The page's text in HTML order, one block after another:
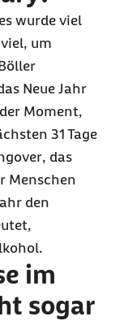
Alkohol
wurde viel
um
Neue Jahr
Moment,
31 Tage
, das
Menschen
den
im
sogar